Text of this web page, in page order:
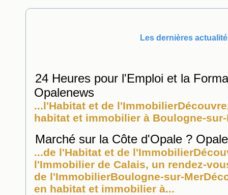
Les dernières
24 Heures pour l'Emploi et la
Opalenews
...l'Habitat et de l'Immobilier
habitat et immobilierà Boulogne-sur-
Marché sur la Côte d'Opale ?
...de l'Habitat et de l'Immobilier
l'Immobilierde Calais, un rendez-
de l'ImmobilierBoulogne-sur-
en habitat et immobilierà...